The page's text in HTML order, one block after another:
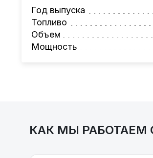
Также, для граждан РБ
Условия и подробности
AutoCapital
– просто
*Цена автомобиля
Год выпуска
Топливо
Объем
Мощность
КАК МЫ РАБОТАЕМ